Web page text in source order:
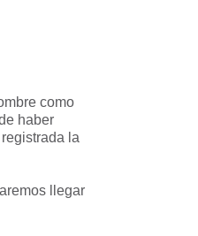
como
haber
la
llegar